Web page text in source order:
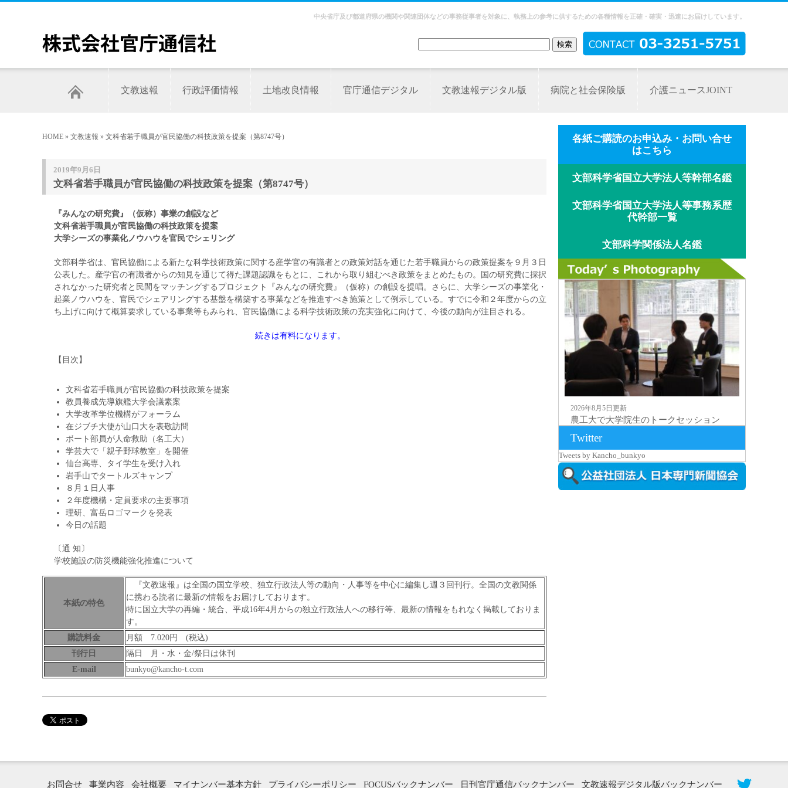
中央省庁及び都道府県の機関や関連団体などの事務従事者を対象に、執務上の参考に供するための各種情報を正確・確実・迅速にお届けしています。
文教速報 行政評価情報 土地改良情報 官庁通信デジタル 文教速報デジタル版 病院と社会保険版 介護ニュースJOINT
HOME » 文教速報 » 文科省若手職員が官民協働の科技政策を提案（第8747号）
2019年9月6日
文科省若手職員が官民協働の科技政策を提案（第8747号）
『みんなの研究費』（仮称）事業の創設など
文科省若手職員が官民協働の科技政策を提案
大学シーズの事業化ノウハウを官民でシェリング
文部科学省は、官民協働による新たな科学技術政策に関する産学官の有識者との政策対話を通じた若手職員からの政策提案を９月３日
公表した。産学官の有識者からの知見を通じて得た課題認識をもとに、これから取り組むべき政策をまとめたもの。国の研究費に採択
されなかった研究者と民間をマッチングするプロジェクト『みんなの研究費』（仮称）の創設を提唱。さらに、大学シーズの事業化・
起業ノウハウを、官民でシェアリングする基盤を構築する事業などを推進すべき施策として例示している。すでに令和２年度からの立
ち上げに向けて概算要求している事業等もみられ、官民協働による科学技術政策の充実強化に向けて、今後の動向が注目される。
続きは有料になります。
【目次】
文科省若手職員が官民協働の科技政策を提案
教員養成先導旗艦大学会議素案
大学改革学位機構がフォーラム
在ジブチ大使が山口大を表敬訪問
ボート部員が人命救助（名工大）
学芸大で「親子野球教室」を開催
仙台高専、タイ学生を受け入れ
岩手山でタートルズキャンプ
８月１日人事
２年度機構・定員要求の主要事項
理研、富岳ロゴマークを発表
今日の話題
〔通 知〕
学校施設の防災機能強化推進について
本紙の特色
『文教速報』は全国の国立学校、独立行政法人等の動向・人事等を中心に編集し週３回刊行。全国の文教関係
に携わる読者に最新の情報をお届けしております。
特に国立大学の再編・統合、平成16年4月からの独立行政法人への移行等、最新の情報をもれなく掲載しておりま
す。
購読料金
月額 7.020円 (税込)
刊行日
隔日 月・水・金/祭日は休刊
E-mail
bunkyo@kancho-t.com
各紙ご購読のお申込み・お問い合せ
はこちら
文部科学省国立大学法人等幹部名鑑
文部科学省国立大学法人等事務系歴
代幹部一覧
文部科学関係法人名鑑
2026年8月5日更新
農工大で大学院生のトークセッション
八...
Twitter
Tweets by Kancho_bunkyo
お問合せ 事業内容 会社概要 マイナンバー基本方針 プライバシーポリシー FOCUSバックナンバー 日刊官庁通信バックナンバー 文教速報デジタル版バックナンバー